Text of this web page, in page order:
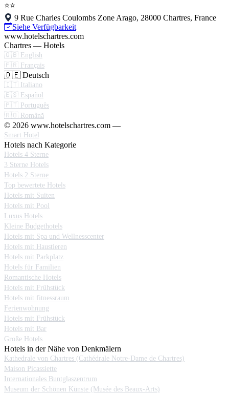
⭐⭐
9 Rue Charles Coulombs Zone Arago, 28000 Chartres, France
Siehe Verfügbarkeit
www.hotelschartres.com
Chartres — Hotels
🇬🇧 English
🇫🇷 Français
🇩🇪 Deutsch
🇮🇹 Italiano
🇪🇸 Español
🇵🇹 Português
🇷🇴 Română
© 2026 www.hotelschartres.com —
Smart Hotel
Hotels nach Kategorie
Hotels 4 Sterne
3 Sterne Hotels
Hotels 2 Sterne
Top bewertete Hotels
Hotels mit Suiten
Hotels mit Pool
Luxus Hotels
Kleine Budgethotels
Hotels mit Spa und Wellnesscenter
Hotels mit Haustieren
Hotels mit Parkplatz
Hotels für Familien
Romantische Hotels
Hotels mit Frühstück
Hotels mit fitnessraum
Ferienwohnung
Hotels mit Frühstück
Hotels mit Bar
Große Hotels
Hotels in der Nähe von Denkmälern
Kathedrale von Chartres (Cathédrale Notre-Dame de Chartres)
Maison Picassiette
Internationales Buntglaszentrum
Museum der Schönen Künste (Musée des Beaux-Arts)